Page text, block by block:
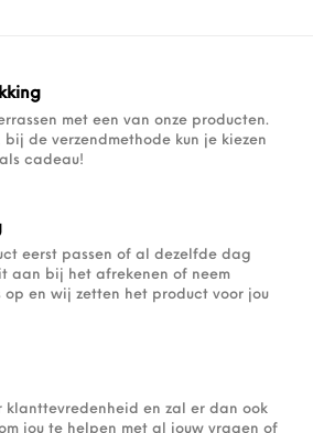
met een van onze producten.
bij de verzendmethode kun je kiezen
cadeau!
eerst passen of al dezelfde dag
aan bij het afrekenen of neem
op en wij zetten het product voor jou
klanttevredenheid en zal er dan ook
jou te helpen met al jouw vragen of